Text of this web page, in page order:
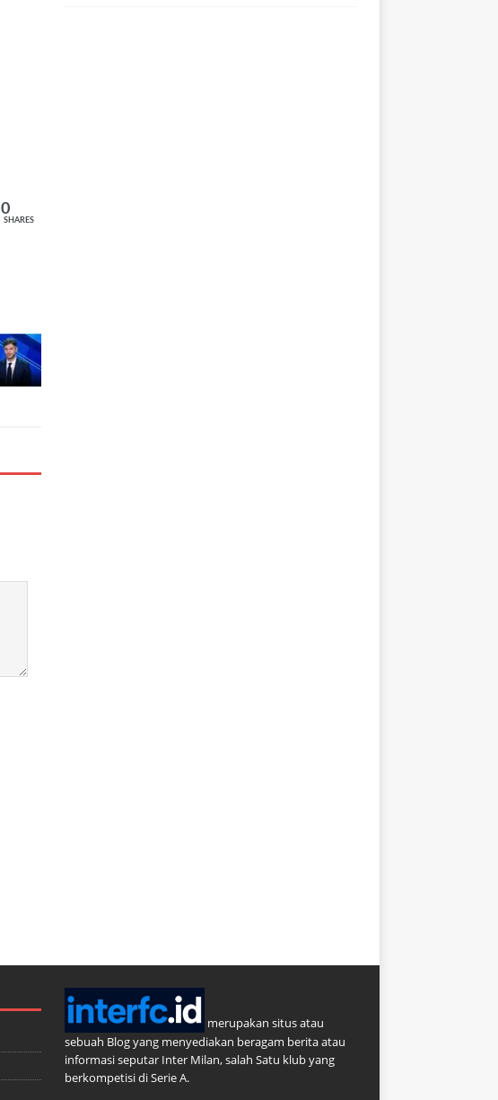
0
SHARES
merupakan situs atau
sebuah Blog yang menyediakan beragam berita atau
informasi seputar Inter Milan, salah Satu klub yang
berkompetisi di Serie A.